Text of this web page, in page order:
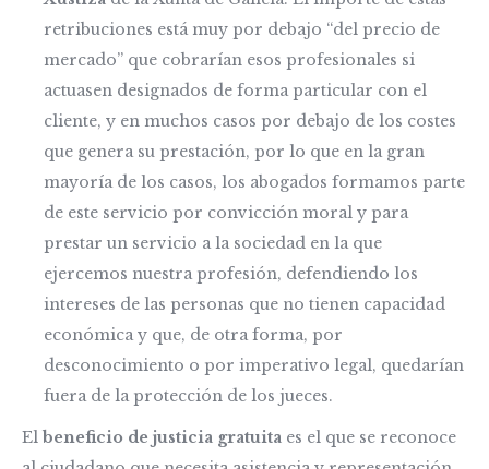
retribuciones está muy por debajo “del precio de
mercado” que cobrarían esos profesionales si
actuasen designados de forma particular con el
cliente, y en muchos casos por debajo de los costes
que genera su prestación, por lo que en la gran
mayoría de los casos, los abogados formamos parte
de este servicio por convicción moral y para
prestar un servicio a la sociedad en la que
ejercemos nuestra profesión, defendiendo los
intereses de las personas que no tienen capacidad
económica y que, de otra forma, por
desconocimiento o por imperativo legal, quedarían
fuera de la protección de los jueces.
El beneficio de justicia gratuita es el que se reconoce